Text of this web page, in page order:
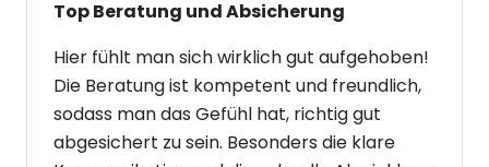
Top Beratung und Absicherung
Hier fühlt man sich wirklich gut aufgehoben!
Die Beratung ist kompetent und freundlich,
sodass man das Gefühl hat, richtig gut
abgesichert zu sein. Besonders die klare